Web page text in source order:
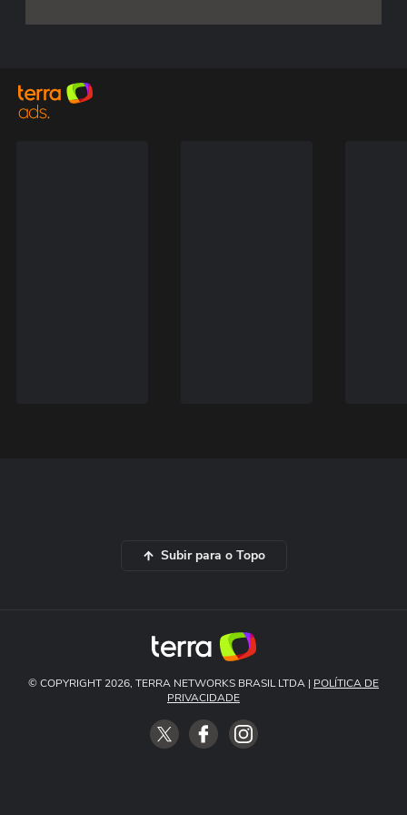
Subir para o Topo
© COPYRIGHT 2026, TERRA NETWORKS BRASIL LTDA | POLÍTICA DE
PRIVACIDADE